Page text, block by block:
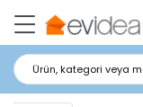
Ürün, kategori veya